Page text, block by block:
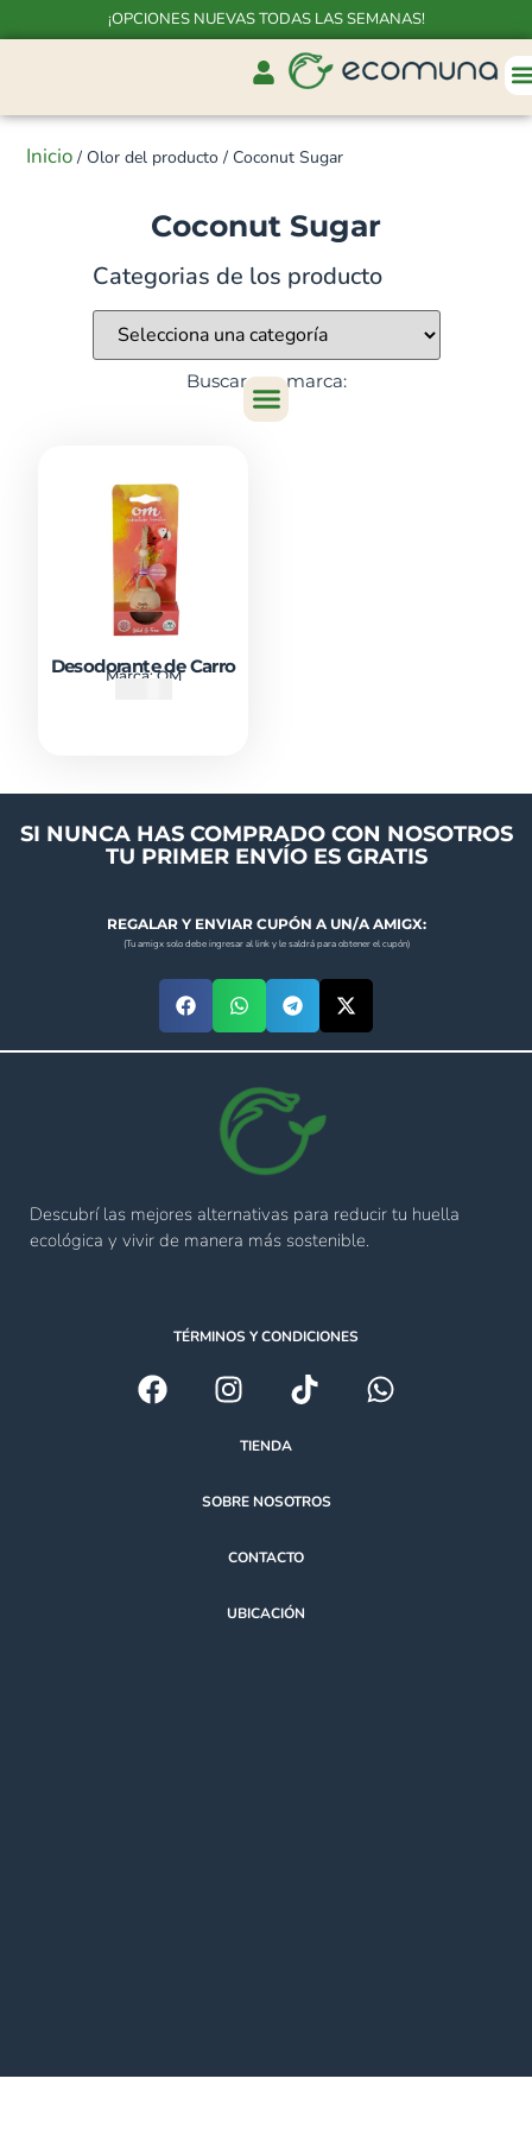
¡OPCIONES NUEVAS TODAS LAS SEMANAS!
Inicio / Olor del producto / Coconut Sugar
Coconut Sugar
Categorias de los producto
Buscar por marca:
Desodorante de Carro
Marca:OM
SI NUNCA HAS COMPRADO CON NOSOTROS
TU PRIMER ENVÍO ES GRATIS
REGALAR Y ENVIAR CUPÓN A UN/A AMIGX:
(Tu amigx solo debe ingresar al link y le saldrá para obtener el cupón)
Descubrí las mejores alternativas para reducir tu huella
ecológica y vivir de manera más sostenible.
TÉRMINOS Y CONDICIONES
TIENDA
SOBRE NOSOTROS
CONTACTO
UBICACIÓN